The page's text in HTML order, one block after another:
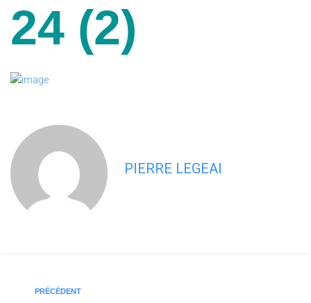
24 (2)
PIERRE LEGEAI
PRÉCÉDENT